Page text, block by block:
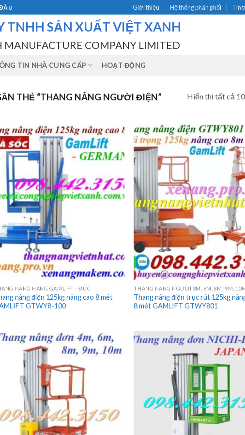
Giới thiệu Hệ thống phân phối Tin
TNHH SẢN XUẤT VIỆT XANH
MANUFACTURE COMPANY LIMITED
TIN NHÀ CUNG CẤP HOẠT ĐỘNG
THẺ “THANG NÂNG NGƯỜI ĐIỆN” Hiển thị tất cả
NÂNG HÀNG GAMLIFT - ĐỨC
nâng điện 125kg nâng cao 8 mét
GTWY8-100
Thang nâng điện trục rút 125kg
8 mét GAMLIFT GTWY801